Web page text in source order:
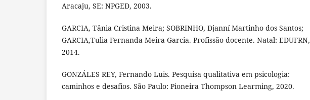
Aracaju, SE: NPGED, 2003.
GARCIA, Tânia Cristina Meira; SOBRINHO, Djanní Martinho dos Santos;
GARCIA,Tulia Fernanda Meira Garcia. Profissão docente. Natal: EDUFRN,
2014.
GONZÁLES REY, Fernando Luis. Pesquisa qualitativa em psicologia:
caminhos e desafios. São Paulo: Pioneira Thompson Learming, 2020.